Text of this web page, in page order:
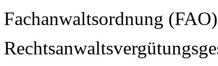
Fachanwaltsordnung (FAO)